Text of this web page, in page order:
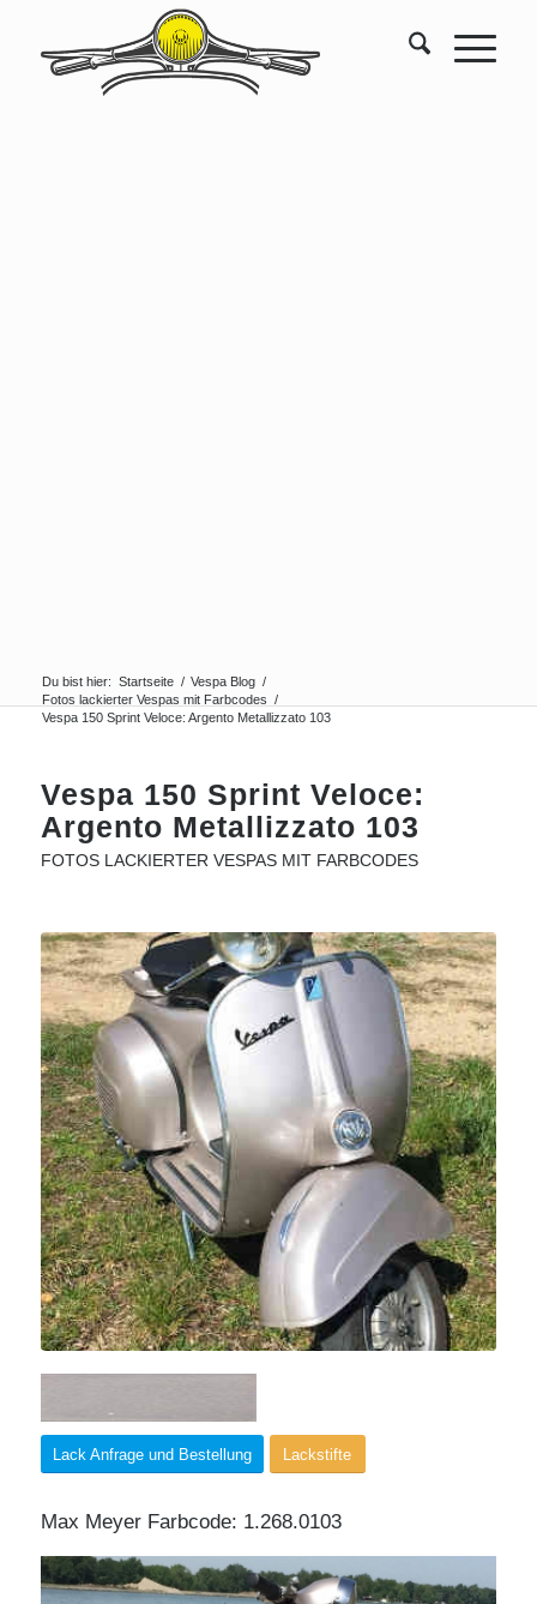
Du bist hier: Startseite / Vespa Blog /
Fotos lackierter Vespas mit Farbcodes /
Vespa 150 Sprint Veloce: Argento Metallizzato 103
Vespa 150 Sprint Veloce:
Argento Metallizzato 103
FOTOS LACKIERTER VESPAS MIT FARBCODES
Lack Anfrage und Bestellung Lackstifte
Max Meyer Farbcode: 1.268.0103